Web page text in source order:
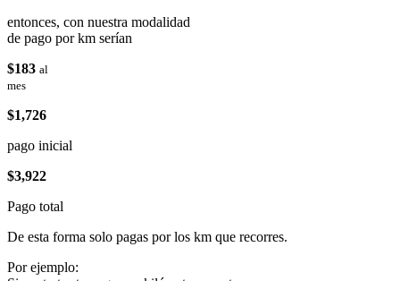
entonces, con nuestra modalidad
de pago por km serían
$183 al
mes
$1,726
pago inicial
$3,922
Pago total
De esta forma solo pagas por los km que recorres.
Por ejemplo: